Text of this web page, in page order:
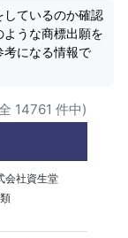
しているのか確認
うな商標出願を
考になる情報で
14761 件中)
会社資生堂